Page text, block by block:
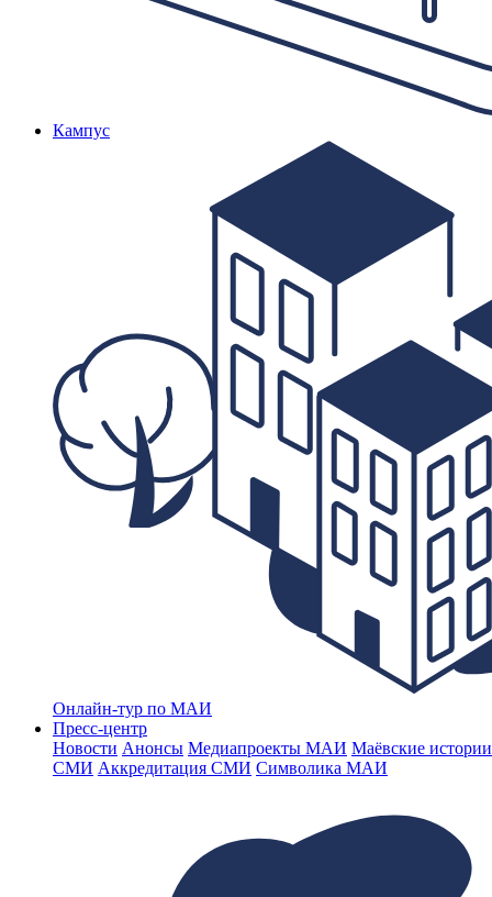
Кампус
Онлайн-тур по МАИ
Пресс-центр
Новости Анонсы Медиапроекты МАИ Маёвские
СМИ Аккредитация СМИ Символика МАИ